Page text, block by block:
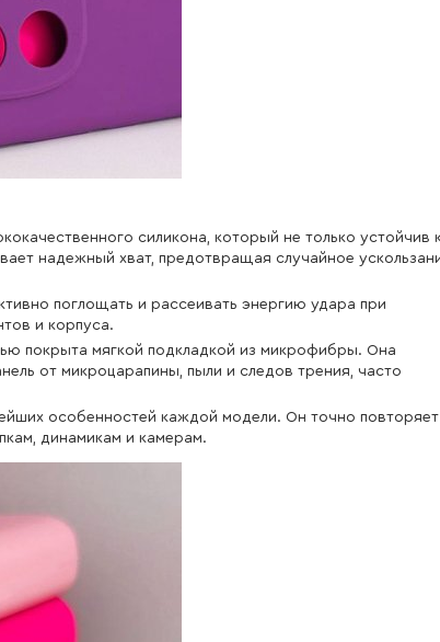
силикона, который не только устойчив
надежный хват, предотвращая случайное
поглощать и рассеивать энергию удара при
и корпуса.
покрыта мягкой подкладкой из микрофибры. Она
от микроцарапины, пыли и следов трения, часто
особенностей каждой модели. Он точно повторяет
динамикам и камерам.